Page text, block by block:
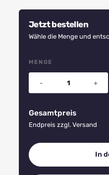
Jetzt bestellen
Wähle die Menge und
MENGE
- +
Gesamtpreis
Endpreis zzgl. Versand
In